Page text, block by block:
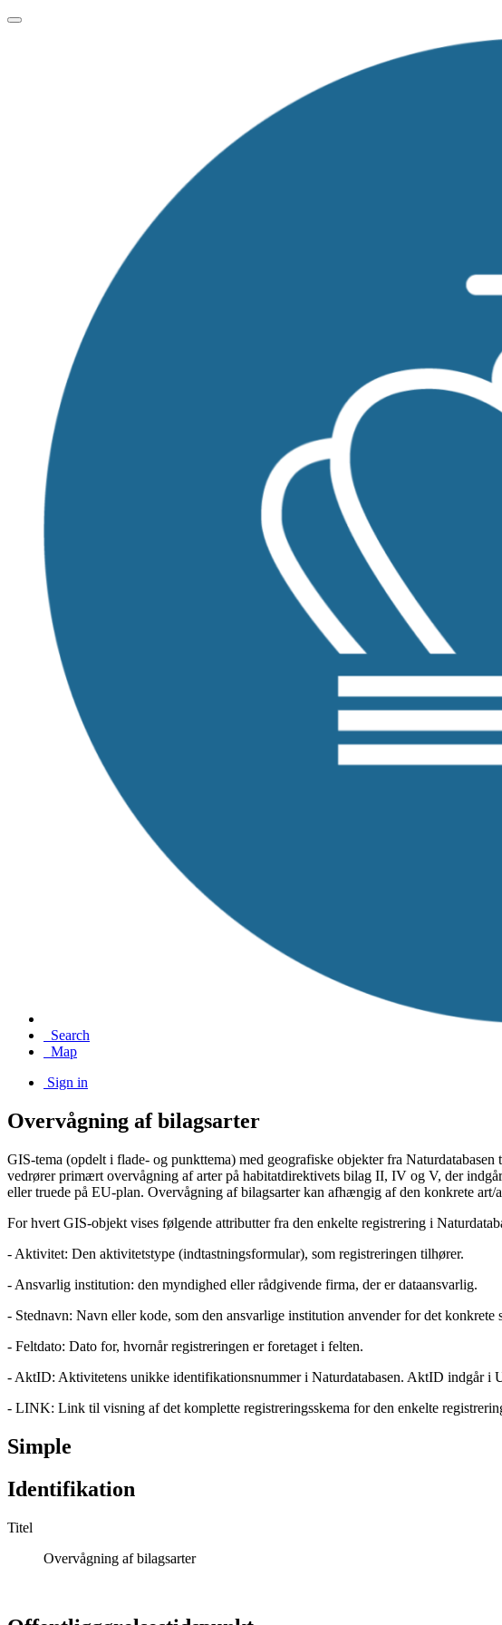
Search
Map
Sign in
Overvågning af bilagsarter
GIS-tema (opdelt i flade- og punkttema) med geografiske objekter fra
vedrører primært overvågning af arter på habitatdirektivets bilag II, IV og V, der
eller truede på EU-plan. Overvågning af bilagsarter kan afhængig af den konkrete
For hvert GIS-objekt vises følgende attributter fra den enkelte registrering i
- Aktivitet: Den aktivitetstype (indtastningsformular), som registreringen tilhører.
- Ansvarlig institution: den myndighed eller rådgivende firma, der er dataansvarlig.
- Stednavn: Navn eller kode, som den ansvarlige institution anvender for det konkrete
- Feltdato: Dato for, hvornår registreringen er foretaget i felten.
- AktID: Aktivitetens unikke identifikationsnummer i Naturdatabasen. AktID indgår i
- LINK: Link til visning af det komplette registreringsskema for den enkelte
Simple
Identifikation
Titel
Overvågning af bilagsarter